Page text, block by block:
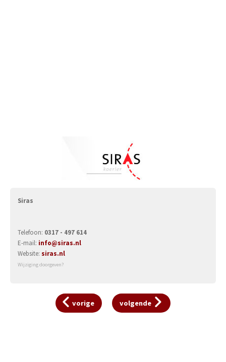
Siras
Telefoon: 0317 - 497 614
E-mail: info@siras.nl
Website: siras.nl
Wijziging doorgeven?
vorige volgende